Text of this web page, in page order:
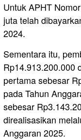
Untuk APHT
juta telah
2024.
Sementara itu,
Rp14.913.200.000
pertama sebesar
pada Tahun
sebesar
direalisasikan
Anggaran 2025.